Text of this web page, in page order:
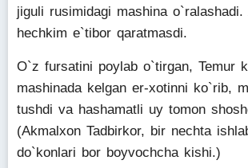
jiguli rusimidagi mashina o`ralashadi.
hechkim e`tibor qaratmasdi.
O`z fursatini poylab o`tirgan, Temur
mashinada kelgan er-xotinni ko`rib,
tushdi va hashamatli uy tomon
(Akmalxon Tadbirkor, bir nechta
do`konlari bor boyvochcha kishi.)